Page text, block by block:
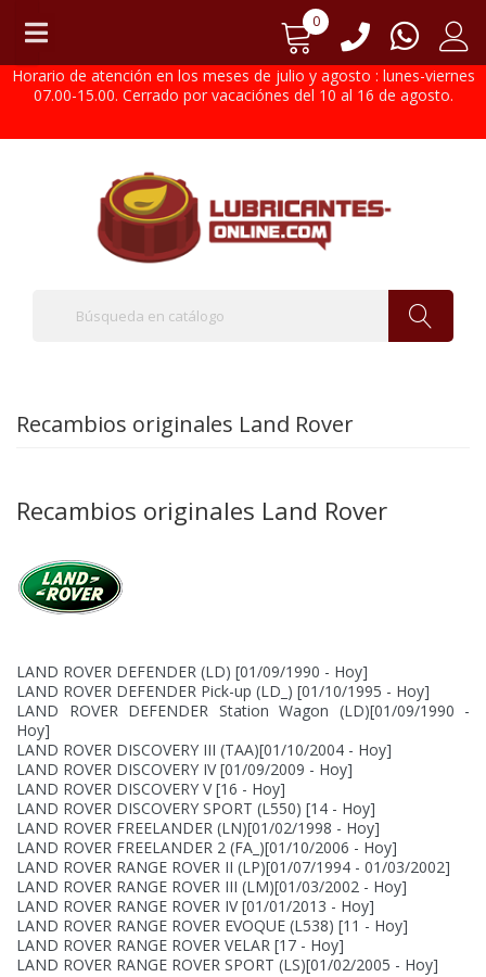
0
Horario de atención en los meses de julio y agosto : lunes-viernes
07.00-15.00. Cerrado por vacaciónes del 10 al 16 de agosto.
Recambios originales Land Rover
Recambios originales Land Rover
LAND ROVER DEFENDER (LD) [01/09/1990 - Hoy]
LAND ROVER DEFENDER Pick-up (LD_) [01/10/1995 - Hoy]
LAND ROVER DEFENDER Station Wagon (LD)[01/09/1990 -
Hoy]
LAND ROVER DISCOVERY III (TAA)[01/10/2004 - Hoy]
LAND ROVER DISCOVERY IV[01/09/2009 - Hoy]
LAND ROVER DISCOVERY V[16 - Hoy]
LAND ROVER DISCOVERY SPORT (L550) [14 - Hoy]
LAND ROVER FREELANDER (LN)[01/02/1998 - Hoy]
LAND ROVER FREELANDER 2 (FA_)[01/10/2006 - Hoy]
LAND ROVER RANGE ROVER II (LP)[01/07/1994 - 01/03/2002]
LAND ROVER RANGE ROVER III (LM)[01/03/2002 - Hoy]
LAND ROVER RANGE ROVER IV[01/01/2013 - Hoy]
LAND ROVER RANGE ROVER EVOQUE (L538) [11 - Hoy]
LAND ROVER RANGE ROVER VELAR [17 - Hoy]
LAND ROVER RANGE ROVER SPORT (LS)[01/02/2005 - Hoy]